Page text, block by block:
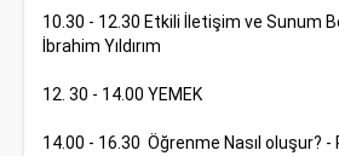
10.30 - 12.30 Etkili İletişim ve Sunum
İbrahim Yıldırım
12. 30 - 14.00 YEMEK
14.00 - 16.30 Öğrenme Nasıl oluşur? -